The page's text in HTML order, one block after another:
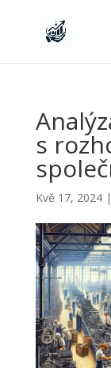
s
Kvě 17, 2024|